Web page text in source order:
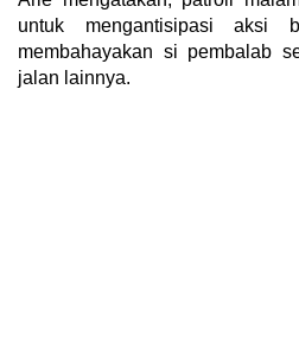
untuk mengantisipasi aksi
membahayakan si pembalab
jalan lainnya.